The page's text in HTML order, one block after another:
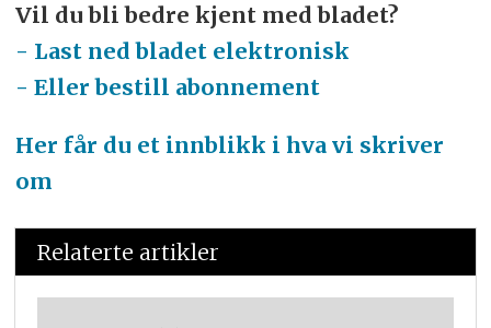
Vil du bli bedre kjent med bladet?
- Last ned bladet elektronisk
- Eller bestill abonnement
Her får du et innblikk i hva vi skriver
om
Relaterte artikler